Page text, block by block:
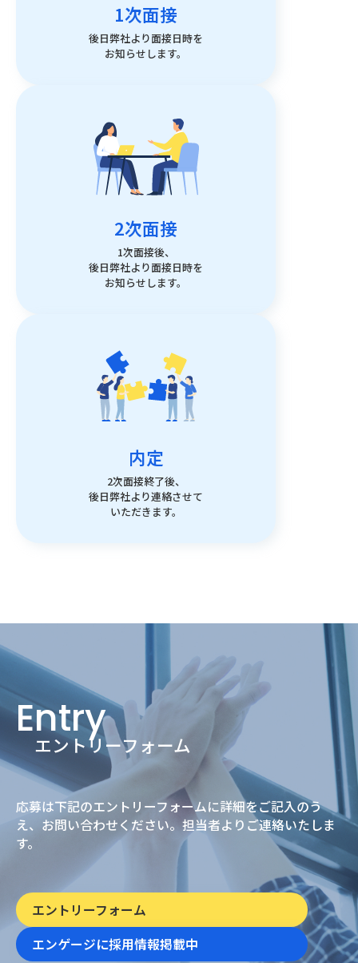
1次面接
後日弊社より面接日時を
お知らせします。
2次面接
1次面接後、
後日弊社より面接日時を
お知らせします。
内定
2次面接終了後、
後日弊社より連絡させて
いただきます。
Entry
エントリーフォーム
応募は下記のエントリーフォームに詳細をご記入のう
え、 お問い合わせください。担当者よりご連絡いたしま
す。
エントリーフォーム
エンゲージに採用情報掲載中